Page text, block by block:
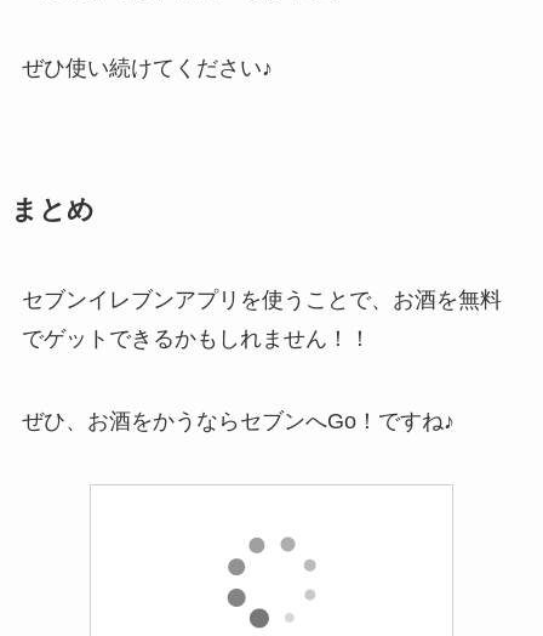
ぜひ使い続けてください♪
まとめ
セブンイレブンアプリを使うことで、お酒を無料
でゲットできるかもしれません！！
ぜひ、お酒をかうならセブンへGo！ですね♪